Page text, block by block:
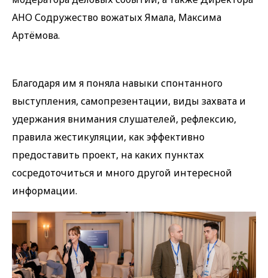
АНО Содружество вожатых Ямала, Максима
Артёмова.
Благодаря им я поняла навыки спонтанного
выступления, самопрезентации, виды захвата и
удержания внимания слушателей, рефлексию,
правила жестикуляции, как эффективно
предоставить проект, на каких пунктах
сосредоточиться и много другой интересной
информации.